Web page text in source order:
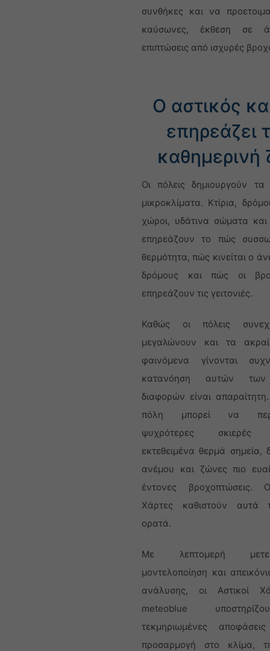
συνθήκες και να
καύσωνες, έκθεση σε
επιπτώσεις από ισχυρές
Ο αστικός
επηρεάζει
καθημερινή
Οι πόλεις δημιουργούν τα
μικροκλίματα. Κτίρια,
χώροι, υδάτινα σώματα
επηρεάζουν το πώς
θερμότητα, πώς κινείται ο
δρόμους και πώς οι
επηρεάζουν τις γειτονιές.
Καθώς οι πόλεις
μεγαλώνουν και τα
φαινόμενα γίνονται
κατανόηση αυτών των
διαφορών είναι
πόλη μπορεί να
ψυχρότερες σκιερές
εκτεθειμένα θερμά σημεία,
ανέμου και ζώνες πιο
έντονες βροχοπτώσεις.
Χάρτες καθιστούν αυτά
ορατά.
Με λεπτομερή
μοντελοποίηση και
ανάλυσης, οι Αστικοί
meteoblue
τεκμηριωμένες
προσαρμογή στο κλίμα,